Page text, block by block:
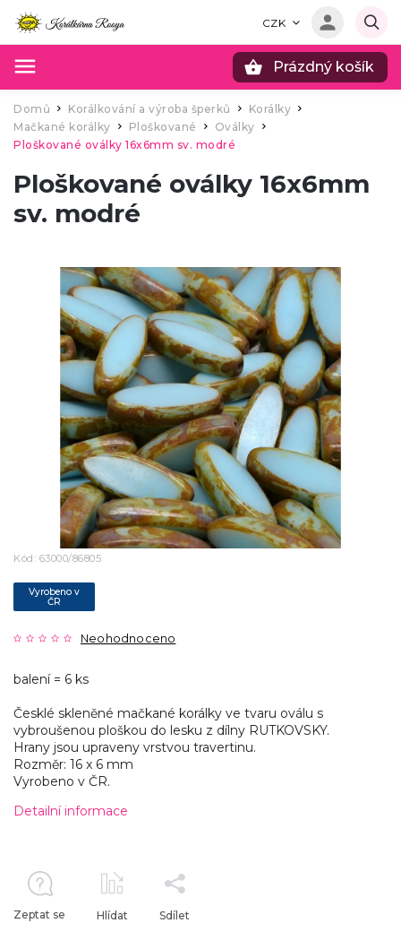
CZK
Prázdný košík
Domů / Korálkování a výroba šperků Korálky /
Mačkané korálky
Ploškované Oválky
Ploškované oválky 16x6mm sv. modré
Ploškované oválky 16x6mm
sv. modré
Kód: 63000/86805
Vyrobeno v
ČR
Neohodnoceno
balení = 6 ks
Česklé skleněné mačkané korálky ve tvaru oválu s
vybroušenou ploškou do lesku z dílny RUTKOVSKY.
Hrany jsou upraveny vrstvou travertinu.
Rozměr: 16 x 6 mm
Vyrobeno v ČR.
Detailní informace
Zeptat se Hlídat Sdílet